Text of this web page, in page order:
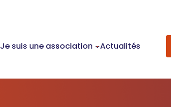
Je suis une association Actualités